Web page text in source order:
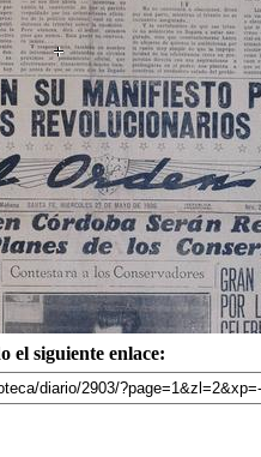
el siguiente enlace: